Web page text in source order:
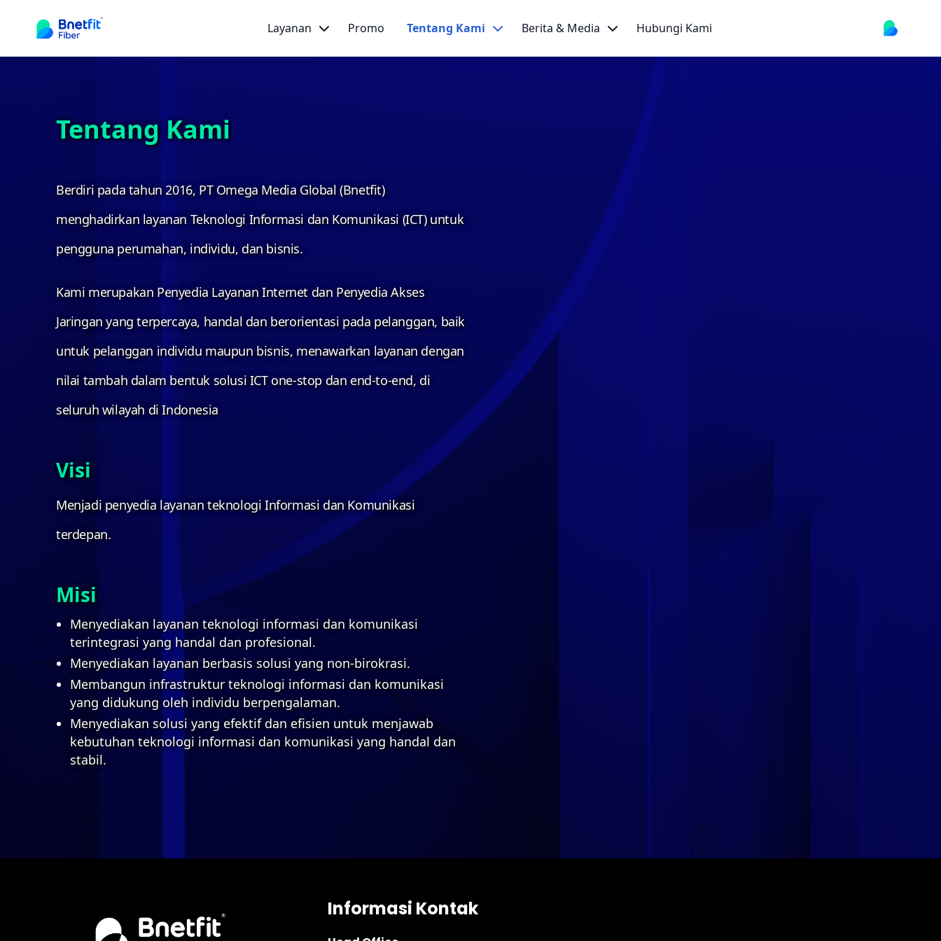
Layanan Promo Tentang Kami Berita & Media Hubungi Kami
Tentang Kami
Berdiri pada tahun 2016, PT Omega Media Global (Bnetfit)
menghadirkan layanan Teknologi Informasi dan Komunikasi (ICT) untuk
pengguna perumahan, individu, dan bisnis.
Kami merupakan Penyedia Layanan Internet dan Penyedia Akses
Jaringan yang terpercaya, handal dan berorientasi pada pelanggan, baik
untuk pelanggan individu maupun bisnis, menawarkan layanan dengan
nilai tambah dalam bentuk solusi ICT one-stop dan end-to-end, di
seluruh wilayah di Indonesia
Visi
Menjadi penyedia layanan teknologi Informasi dan Komunikasi
terdepan.
Misi
Menyediakan layanan teknologi informasi dan komunikasi
terintegrasi yang handal dan profesional.
Menyediakan layanan berbasis solusi yang non-birokrasi.
Membangun infrastruktur teknologi informasi dan komunikasi
yang didukung oleh individu berpengalaman.
Menyediakan solusi yang efektif dan efisien untuk menjawab
kebutuhan teknologi informasi dan komunikasi yang handal dan
stabil.
Informasi Kontak